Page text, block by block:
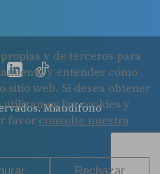
Miaudífono